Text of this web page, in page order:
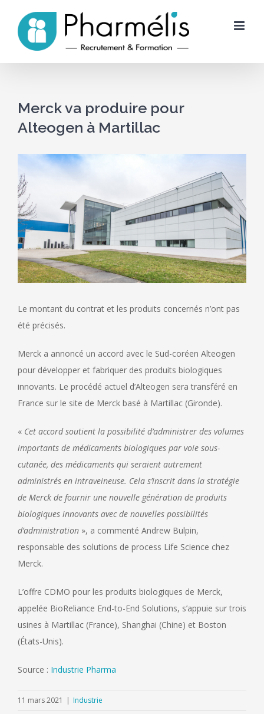
content
Merck va produire pour
Alteogen à Martillac
l'image
agrandie
Le montant du contrat et les produits concernés n’ont pas
été précisés.
Merck a annoncé un accord avec le Sud-coréen Alteogen
pour développer et fabriquer des produits biologiques
innovants. Le procédé actuel d’Alteogen sera transféré en
France sur le site de Merck basé à Martillac (Gironde).
« Cet accord soutient la possibilité d’administrer des volumes
importants de médicaments biologiques par voie sous-
cutanée, des médicaments qui seraient autrement
administrés en intraveineuse. Cela s’inscrit dans la stratégie
de Merck de fournir une nouvelle génération de produits
biologiques innovants avec de nouvelles possibilités
d’administration », a commenté Andrew Bulpin,
responsable des solutions de process Life Science chez
Merck.
L’offre CDMO pour les produits biologiques de Merck,
appelée BioReliance End-to-End Solutions, s’appuie sur trois
usines à Martillac (France), Shanghai (Chine) et Boston
(États-Unis).
Source : Industrie Pharma
11 mars 2021 | Industrie